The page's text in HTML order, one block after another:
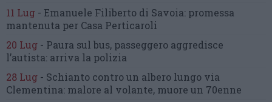
11 Lug - Emanuele Filiberto di Savoia: promessa
mantenuta per Casa Perticaroli
20 Lug - Paura sul bus, passeggero aggredisce
l’autista: arriva la polizia
28 Lug - Schianto contro un albero lungo via
Clementina: malore al volante, muore un 70enne